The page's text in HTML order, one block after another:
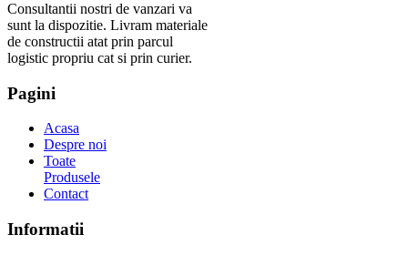
Consultantii nostri de vanzari va
sunt la dispozitie. Livram materiale
de constructii atat prin parcul
logistic propriu cat si prin curier.
Pagini
Acasa
Despre noi
Toate
Produsele
Contact
Informatii